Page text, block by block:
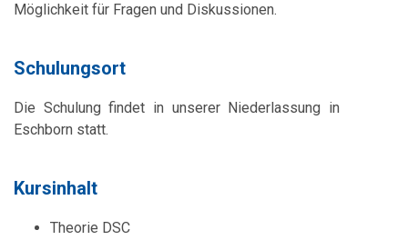
Möglichkeit für Fragen und Diskussionen.
Schulungsort
Die Schulung findet in unserer Niederlassung in
Eschborn statt.
Kursinhalt
Theorie DSC